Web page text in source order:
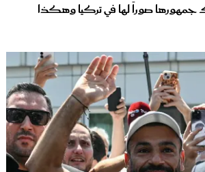
صوراً لها في تركيا وهكذا